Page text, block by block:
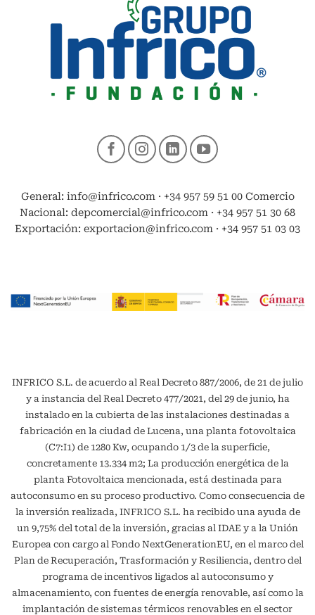
General: info@infrico.com · +34 957 59 51 00 Comercio
Nacional: depcomercial@infrico.com · +34 957 51 30 68
Exportación: exportacion@infrico.com · +34 957 51 03 03
INFRICO S.L. de acuerdo al Real Decreto 887/2006, de 21 de julio
y a instancia del Real Decreto 477/2021, del 29 de junio, ha
instalado en la cubierta de las instalaciones destinadas a
fabricación en la ciudad de Lucena, una planta fotovoltaica
(C7:I1) de 1280 Kw, ocupando 1/3 de la superficie,
concretamente 13.334 m2; La producción energética de la
planta Fotovoltaica mencionada, está destinada para
autoconsumo en su proceso productivo. Como consecuencia de
la inversión realizada, INFRICO S.L. ha recibido una ayuda de
un 9,75% del total de la inversión, gracias al IDAE y a la Unión
Europea con cargo al Fondo NextGenerationEU, en el marco del
Plan de Recuperación, Trasformación y Resiliencia, dentro del
programa de incentivos ligados al autoconsumo y
almacenamiento, con fuentes de energía renovable, así como la
implantación de sistemas térmicos renovables en el sector